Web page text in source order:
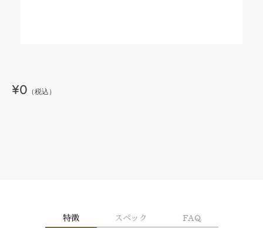
¥0 （税込）
特徴 スペック FAQ